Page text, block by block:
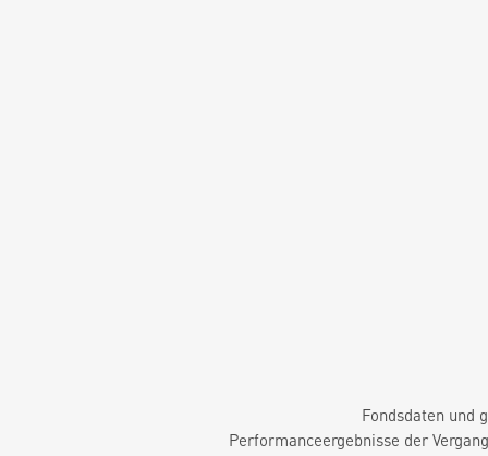
Fondsdaten und
Performanceergebnisse der